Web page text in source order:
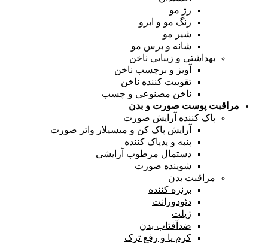
رژ مو
رنگ مو و ابرو
شیر مو
شانه و برس مو
بهداشتی و زیبایی ناخن
آویز و برچسب ناخن
تقوییت کننده ناخن
ناخن مصنوعی و چسب
مراقبت پوست صورت و بدن
پاک کننده آرایش صورت
آرایش پاک کن و میسیلار واتر صورت
پنبه و پدپاک کننده
دستمال مرطوب آرایشی
شوینده صورت
مراقبت بدن
برنزه کننده
دئودورانت
ژیلت
ضدآفتاب بدن
کرم پا و رفع ترک